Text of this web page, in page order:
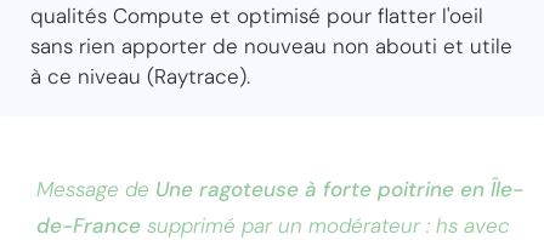
qualités Compute et optimisé pour flatter l'oeil
sans rien apporter de nouveau non abouti et utile
à ce niveau (Raytrace).
Message de Une ragoteuse à forte poitrine en Île-
de-France supprimé par un modérateur : hs avec